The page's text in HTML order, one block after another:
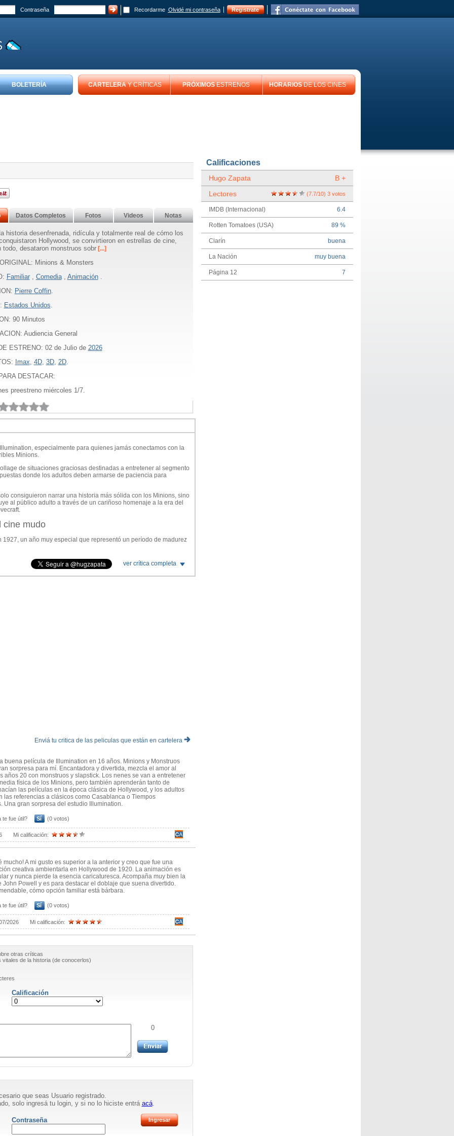
Contraseña Recordarme Olvidé mi contraseña Registrate
BOLETERÍA CARTELERAY CRÍTICAS PRÓXIMOSESTRENOS HORARIOSDE LOS CINES
Datos Completos Fotos Videos Notas
historia desenfrenada, ridícula y totalmente real de cómo los
Hollywood, se convirtieron en estrellas de cine,
todo, desataron monstruos sobr[...]
Minions & Monsters
Familiar, Comedia, Animación.
Pierre Coffin.
Estados Unidos.
90Minutos
Audiencia General
ESTRENO: 02 de Julio de 2026
Imax, 4D, 3D, 2D.
DESTACAR:
preestreno miércoles 1/7.
especialmente para quienes jamás conectamos con la
Minions.
de situaciones graciosas destinadas a entretener al segmento
donde los adultos deben armarse de paciencia para
consiguieron narrar una historia más sólida con los Minions, sino
al público adulto a través de un cariñoso homenaje a la era del
cine mudo
1927, un año muy especial que representó un período de madurez
de The Jazz Singer, los directores habían alcanzado la cumbre
estática y el montaje, junto con el tratamiento de la acción,
y las colaboraciones del director Sam Taylor con el
los elementos de ciencia ficción, se destaca un delirante
en 1958, en este universo alocado primero la filmaron los Minions.
continuaciones y spin-offs, Illumination al menos hizo el esfuerzo
funciona muy bien como entretenimiento familiar.
manipuladora de Toy Story 5.
educativas para adultos rotos con un buen entretenimiento
ver crítica completa
Enviá tu critica de las peliculas que están en cartelera
buena película de Illumination en 16 años. Minions y Monstruos
sorpresa para mí. Encantadora y divertida, mezcla el amor al
años 20 con monstruos y slapstick. Los nenes se van a entretener
física de los Minions, pero también aprenderán tanto de
las películas en la época clásica de Hollywood, y los adultos
las referencias a clásicos como Casablanca o Tiempos
Una gran sorpresa del estudio Illumination.
te fue útil? Sí (0 votos)
Mi calificación:
mucho! A mi gusto es superior a la anterior y creo que fue una
creativa ambientarla en Hollywood de 1920. La animación es
y nunca pierde la esencia caricaturesca. Acompaña muy bien la
John Powell y es para destacar el doblaje que suena divertido.
cómo opción familiar está bárbara.
te fue útil? Sí (0 votos)
2026 Mi calificación:
otras críticas
de la historia (de conocerlos)
Calificación
0
que seas Usuario registrado.
solo ingresá tu login, y si no lo hiciste entrá acá.
Contraseña
Calificaciones
Hugo Zapata
B +
Lectores
(7.7/10) 3votos
IMDB (Internacional) 6.4
Rotten Tomatoes (USA) 89 %
Clarín buena
La Nación muy buena
Página 12 7